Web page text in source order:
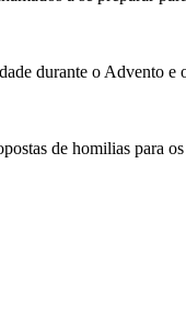
durante o Advento
de homilias para